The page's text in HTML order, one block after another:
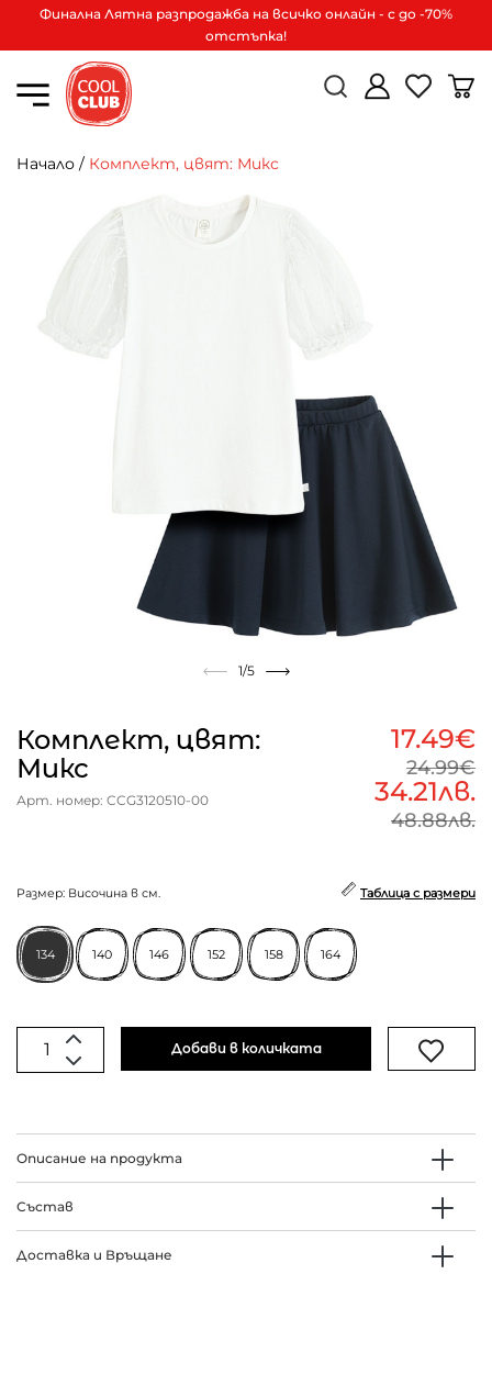
Финална Лятна разпродажба на всичко онлайн - с до -70%
отстъпка!
Начало / Комплект, цвят: Микс
1/5
Комплект, цвят:
Микс
Арт. номер: CCG3120510-00
17.49€
24.99€
34.21лв.
48.88лв.
Размер: Височина в см. Таблица с размери
134 140 146 152 158 164
Добави в количката
Описание на продукта
Състав
Доставка и Връщане